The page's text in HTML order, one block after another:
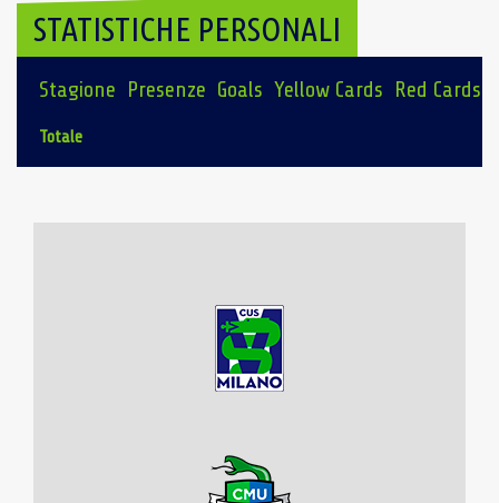
STATISTICHE PERSONALI
Stagione Presenze Goals Yellow Cards Red Cards
Totale